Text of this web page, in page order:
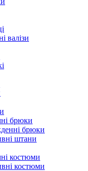
валізи
брюки
брюки
штани
костюми
костюми